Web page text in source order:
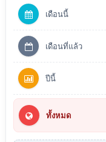
เดือนนี้
เดือนที่แล้ว
ปีนี้
ทั้งหมด